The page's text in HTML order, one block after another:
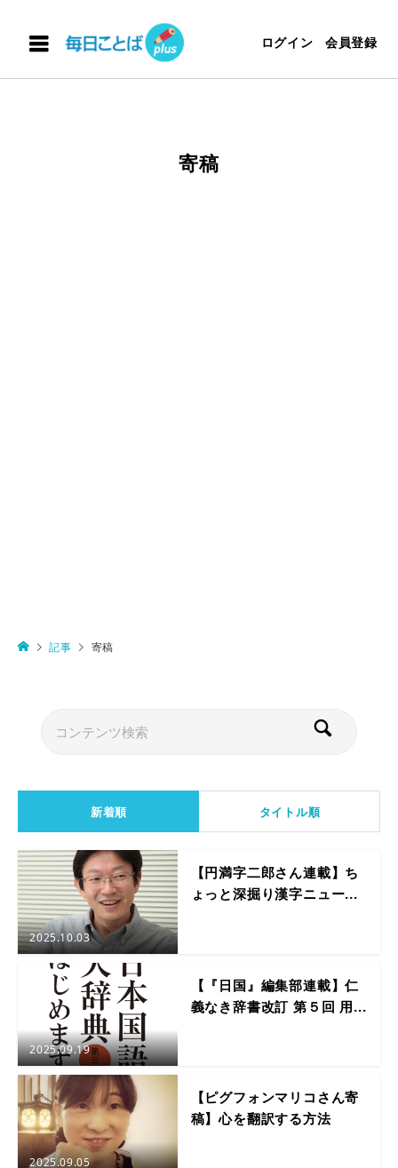
ログイン 会員登録
寄稿
記事 寄稿
新着順 タイトル順
2025.10.03
【円満字二郎さん連載】ち
ょっと深掘り漢字ニュー...
2025.09.19
【『日国』編集部連載】仁
義なき辞書改訂 第５回 用...
2025.09.05
【ピグフォンマリコさん寄
稿】心を翻訳する方法